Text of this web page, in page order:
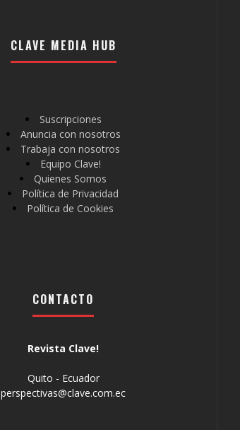
CLAVE MEDIA HUB
Suscripciones
Anuncia con nosotros
Trabaja con nosotros
Equipo Clave!
Quienes Somos
Política de Privacidad
Política de Cookies
CONTACTO
Revista Clave!
Quito - Ecuador
perspectivas@clave.com.ec